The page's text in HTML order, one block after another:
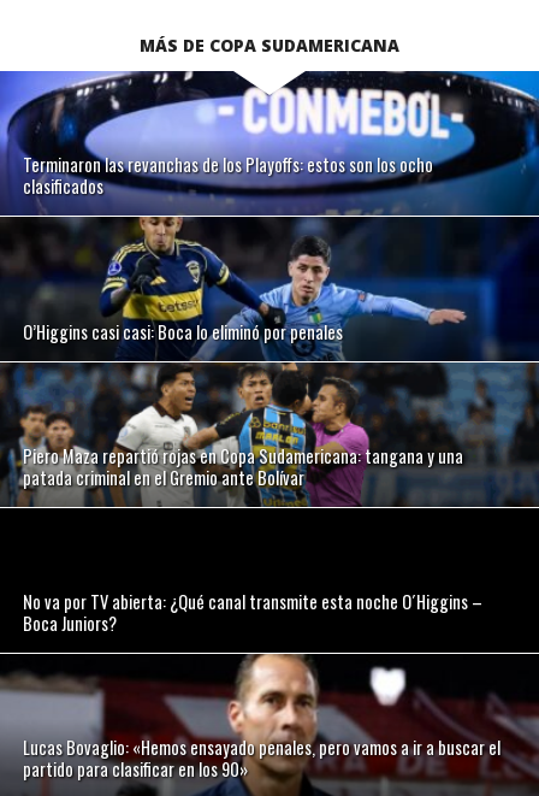
MÁS DE COPA SUDAMERICANA
Terminaron las revanchas de los Playoffs: estos son los ocho
clasificados
O’Higgins casi casi: Boca lo eliminó por penales
Piero Maza repartió rojas en Copa Sudamericana: tangana y una
patada criminal en el Gremio ante Bolívar
No va por TV abierta: ¿Qué canal transmite esta noche O´Higgins –
Boca Juniors?
Lucas Bovaglio: «Hemos ensayado penales, pero vamos a ir a buscar el
partido para clasificar en los 90»